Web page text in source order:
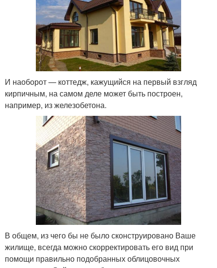
И наоборот — коттедж, кажущийся на первый взгляд
кирпичным, на самом деле может быть построен,
например, из железобетона.
В общем, из чего бы не было сконструировано Ваше
жилище, всегда можно скорректировать его вид при
помощи правильно подобранных облицовочных